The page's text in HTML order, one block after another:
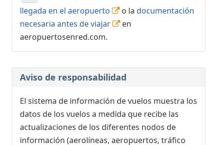
llegada en el aeropuerto
o la documentación
necesaria antes de viajar
en
aeropuertosenred.com.
Aviso de responsabilidad
El sistema de información de vuelos muestra los
datos de los vuelos a medida que recibe las
actualizaciones de los diferentes nodos de
información (aerolíneas, aeropuertos, tráfico